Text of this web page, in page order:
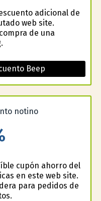
adicional de
web site.
de una
Beep
cupón ahorro del
en este web site.
para pedidos de